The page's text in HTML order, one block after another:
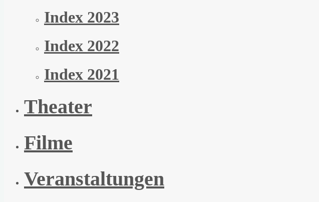
Index 2023
Index 2022
Index 2021
Theater
Filme
Veranstaltungen